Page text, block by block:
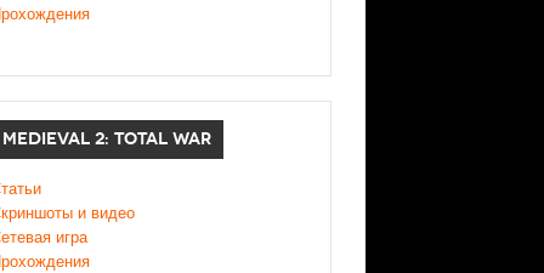
MEDIEVAL 2: TOTAL WAR
и видео
игра